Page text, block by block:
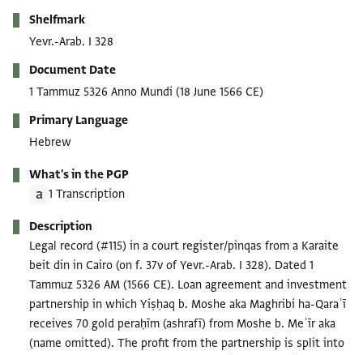
Shelfmark
Yevr.-Arab. I 328
Document Date
1 Tammuz 5326 Anno Mundi (18 June 1566 CE)
Primary Language
Hebrew
What's in the PGP
1 Transcription
Description
Legal record (#115) in a court register/pinqas from a Karaite
beit din in Cairo (on f. 37v of Yevr.-Arab. I 328). Dated 1
Tammuz 5326 AM (1566 CE). Loan agreement and investment
partnership in which Yiṣḥaq b. Moshe aka Maghribi ha-Qaraʾī
receives 70 gold peraḥīm (ashrafī) from Moshe b. Meʾīr aka
(name omitted). The profit from the partnership is split into